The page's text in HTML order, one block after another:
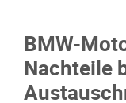
BMW-
Nachteile